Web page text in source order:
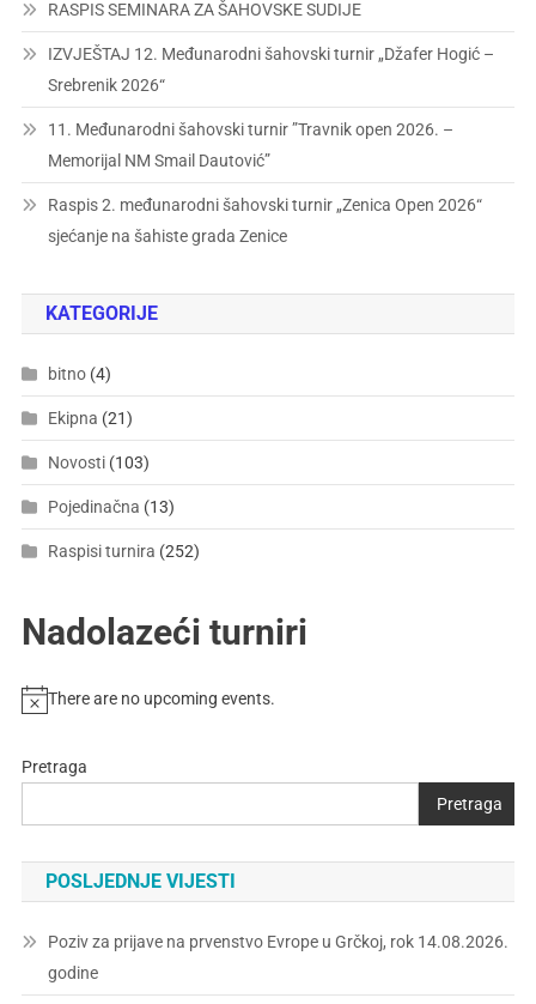
RASPIS SEMINARA ZA ŠAHOVSKE SUDIJE
IZVJEŠTAJ 12. Međunarodni šahovski turnir „Džafer Hogić –
Srebrenik 2026“
11. Međunarodni šahovski turnir ”Travnik open 2026. –
Memorijal NM Smail Dautović”
Raspis 2. međunarodni šahovski turnir „Zenica Open 2026“
sjećanje na šahiste grada Zenice
KATEGORIJE
bitno(4)
Ekipna (21)
Novosti(103)
Pojedinačna (13)
Raspisi turnira (252)
Nadolazeći turniri
There are no upcoming events.
Pretraga
Pretraga
POSLJEDNJE VIJESTI
Poziv za prijave na prvenstvo Evrope u Grčkoj, rok 14.08.2026.
godine